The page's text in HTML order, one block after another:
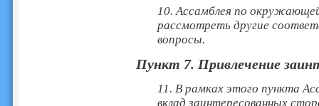
10. Ассамблея по
рассмотреть другие
вопросы.
Пункт 7. Привлечение
11. В рамках этого пункта
вклад заинтересованных